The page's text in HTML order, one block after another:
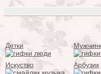
Детки
Искуство Арбузик